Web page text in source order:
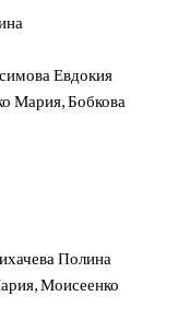
Евдокия
Мария, Бобкова
Полина
Моисеенко